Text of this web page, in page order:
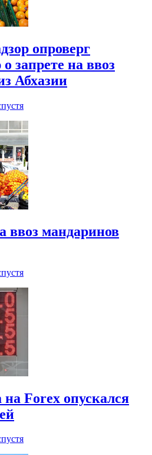
опроверг
запрете на ввоз
Абхазии
ввоз мандаринов
на Forex опускался